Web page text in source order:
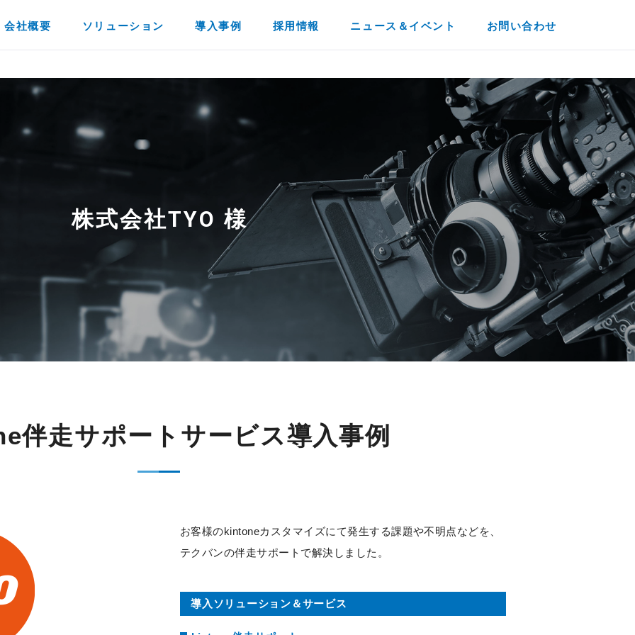
会社概要 ソリューション 導入事例 採用情報 ニュース＆イベント お問い合わせ
株式会社TYO 様
伴走サポートサービス導入事例
お客様のkintoneカスタマイズにて発生する課題や不明点などを、
テクバンの伴走サポートで解決しました。
導入ソリューション＆サービス